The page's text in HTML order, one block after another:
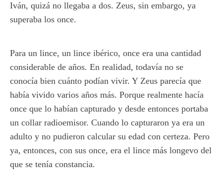
Iván, quizá no llegaba a dos. Zeus, sin embargo, ya
superaba los once.
Para un lince, un lince ibérico, once era una cantidad
considerable de años. En realidad, todavía no se
conocía bien cuánto podían vivir. Y Zeus parecía que
había vivido varios años más. Porque realmente hacía
once que lo habían capturado y desde entonces portaba
un collar radioemisor. Cuando lo capturaron ya era un
adulto y no pudieron calcular su edad con certeza. Pero
ya, entonces, con sus once, era el lince más longevo del
que se tenía constancia.